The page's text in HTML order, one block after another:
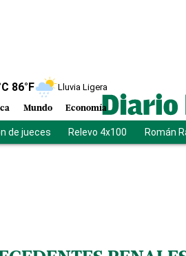
86°F Lluvia Ligera
Mundo Economía
de jueces Relevo 4x100 Román